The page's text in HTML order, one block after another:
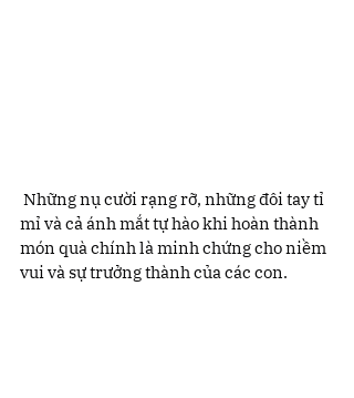
Những nụ cười rạng rỡ, những đôi tay tỉ
mỉ và cả ánh mắt tự hào khi hoàn thành
món quà chính là minh chứng cho niềm
vui và sự trưởng thành của các con.